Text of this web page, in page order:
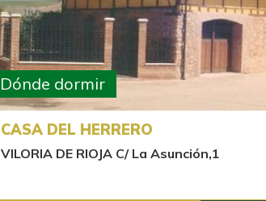
Dónde dormir
CASA DEL HERRERO
VILORIA DE RIOJA C/ La Asunción,1